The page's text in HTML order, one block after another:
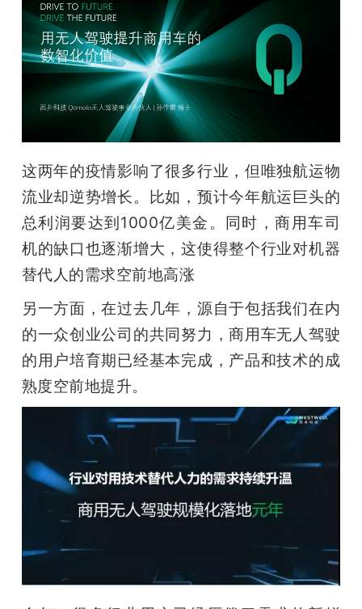
这两年的疫情影响了很多行业，但唯独航运物
流业却逆势增长。比如，预计今年航运巨头的
总利润要达到1000亿美金。同时，商用车司
机的缺口也逐渐增大，这使得整个行业对机器
替代人的需求空前地高涨
另一方面，在过去几年，源自于包括我们在内
的一众创业公司的共同努力，商用车无人驾驶
的用户培育期已经基本完成，产品和技术的成
熟度空前地提升。